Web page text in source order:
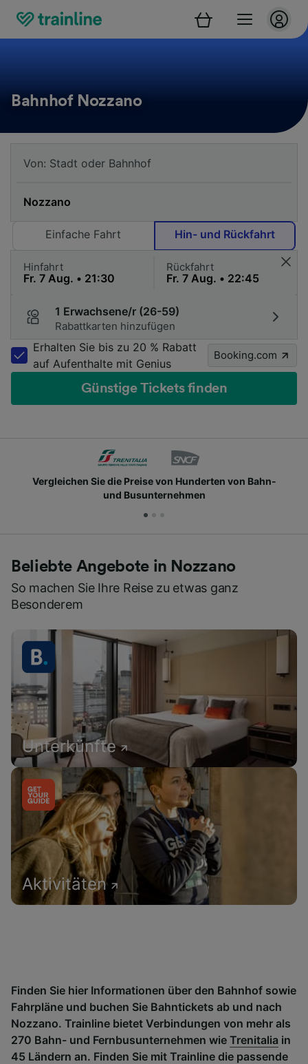
Bahnhof Nozzano
Einfache Fahrt Hin- und Rückfahrt
Hinfahrt Rückfahrt
1 Erwachsene/r (26-59)
Rabattkarten hinzufügen
Erhalten Sie bis zu 20 % Rabatt
auf Aufenthalte mit Genius
Booking.com
Günstige Tickets finden
die Preise von Hunderten von Bahn-
und Busunternehmen
Schließen
Beliebte Angebote in Nozzano
So machen Sie Ihre Reise zu etwas ganz
Besonderem
Unterkünfte
Aktivitäten
Finden Sie hier Informationen über den Bahnhof sowie
Fahrpläne und buchen Sie Bahntickets ab und nach
Nozzano. Trainline bietet Verbindungen von mehr als
270 Bahn- und Fernbusunternehmen wie Trenitalia in
45 Ländern an. Finden Sie mit Trainline die passende